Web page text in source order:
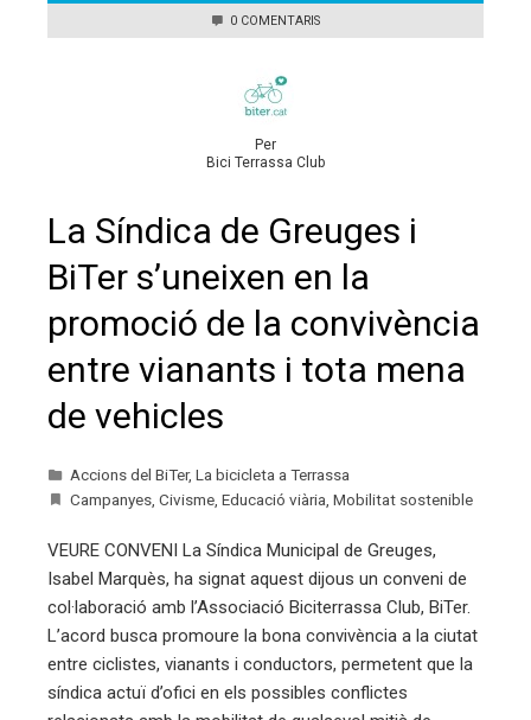
0 COMENTARIS
Per
Bici Terrassa Club
La Síndica de Greuges i
BiTer s’uneixen en la
promoció de la convivència
entre vianants i tota mena
de vehicles
Accions del BiTer, La bicicleta a Terrassa
Campanyes Civisme Educació viària Mobilitat sostenible
VEURE CONVENI La Síndica Municipal de Greuges,
Isabel Marquès, ha signat aquest dijous un conveni de
col·laboració amb l’Associació Biciterrassa Club, BiTer.
L’acord busca promoure la bona convivència a la ciutat
entre ciclistes, vianants i conductors, permetent que la
síndica actuï d’ofici en els possibles conflictes